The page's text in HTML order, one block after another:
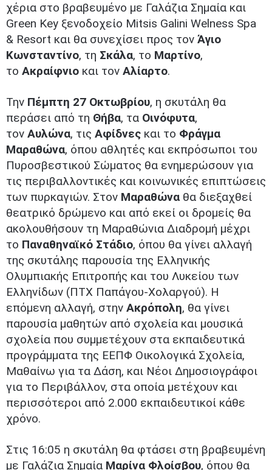
χέρια στο βραβευμένο με Γαλάζια Σημαία και
Green Key ξενοδοχείο Mitsis Galini Welness Spa
& Resort και θα συνεχίσει προς τον Άγιο
Κωνσταντίνο, τη Σκάλα, το Μαρτίνο,
το Ακραίφνιο και τον Αλίαρτο.
Την Πέμπτη 27 Οκτωβρίου, η σκυτάλη θα
περάσει από τη Θήβα, τα Οινόφυτα,
τον Αυλώνα, τις Αφίδνες και το Φράγμα
Μαραθώνα, όπου αθλητές και εκπρόσωποι του
Πυροσβεστικού Σώματος θα ενημερώσουν για
τις περιβαλλοντικές και κοινωνικές επιπτώσεις
των πυρκαγιών. Στον Μαραθώνα θα διεξαχθεί
θεατρικό δρώμενο και από εκεί οι δρομείς θα
ακολουθήσουν τη Μαραθώνια Διαδρομή μέχρι
το Παναθηναϊκό Στάδιο, όπου θα γίνει αλλαγή
της σκυτάλης παρουσία της Ελληνικής
Ολυμπιακής Επιτροπής και του Λυκείου των
Ελληνίδων (ΠΤΧ Παπάγου-Χολαργού). Η
επόμενη αλλαγή, στην Ακρόπολη, θα γίνει
παρουσία μαθητών από σχολεία και μουσικά
σχολεία που συμμετέχουν στα εκπαιδευτικά
προγράμματα της ΕΕΠΦ Οικολογικά Σχολεία,
Μαθαίνω για τα Δάση, και Νέοι Δημοσιογράφοι
για το Περιβάλλον, στα οποία μετέχουν και
περισσότεροι από 2.000 εκπαιδευτικοί κάθε
χρόνο.
Στις 16:05 η σκυτάλη θα φτάσει στη βραβευμένη
με Γαλάζια Σημαία Μαρίνα Φλοίσβου, όπου θα